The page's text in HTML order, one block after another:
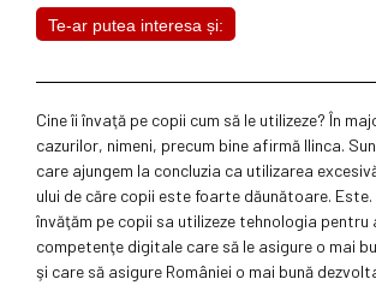
Te-ar putea interesa și:
Cine îi învaţă pe copii cum să le utilizeze? În
cazurilor, nimeni, precum bine afirmă Ilinca.
care ajungem la concluzia ca utilizarea
ului de căre copii este foarte dăunătoare.
învăţăm pe copii sa utilizeze tehnologia
competenţe digitale care să le asigure o mai
şi care să asigure României o mai bună